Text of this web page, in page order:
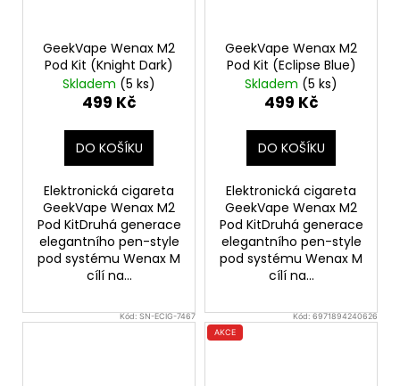
GeekVape Wenax M2
Pod Kit (Knight Dark)
Skladem (5 ks)
499 Kč
DO KOŠÍKU
Elektronická cigareta
GeekVape Wenax M2
Pod KitDruhá generace
elegantního pen-style
pod systému Wenax M
cílí na...
GeekVape Wenax M2
Pod Kit (Eclipse Blue)
Skladem (5 ks)
499 Kč
DO KOŠÍKU
Elektronická cigareta
GeekVape Wenax M2
Pod KitDruhá generace
elegantního pen-style
pod systému Wenax M
cílí na...
Kód:SN-ECIG-7467 Kód:6971894240626
AKCE